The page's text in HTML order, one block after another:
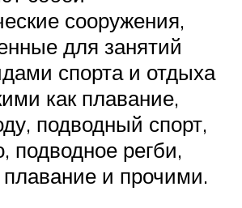
сооружения,
для занятий
спорта и отдыха
как плавание,
подводный спорт,
подводное регби,
и прочими.